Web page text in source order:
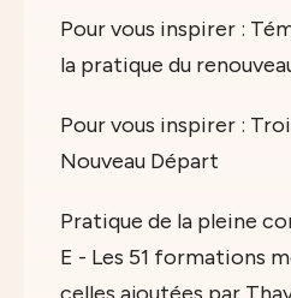
Pour vous inspirer :
la pratique du
Pour vous inspirer :
Nouveau Départ
Pratique de la pleine
E - Les 51 formations